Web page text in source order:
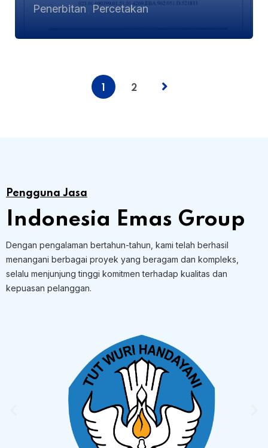
Penerbitan Percetakan
2
Pengguna Jasa
Indonesia Emas Group
Dengan pengalaman bertahun-tahun, kami telah berhasil
menangani berbagai proyek yang beragam dan kompleks,
selalu menjunjung tinggi komitmen terhadap kualitas dan
kepuasan pelanggan.